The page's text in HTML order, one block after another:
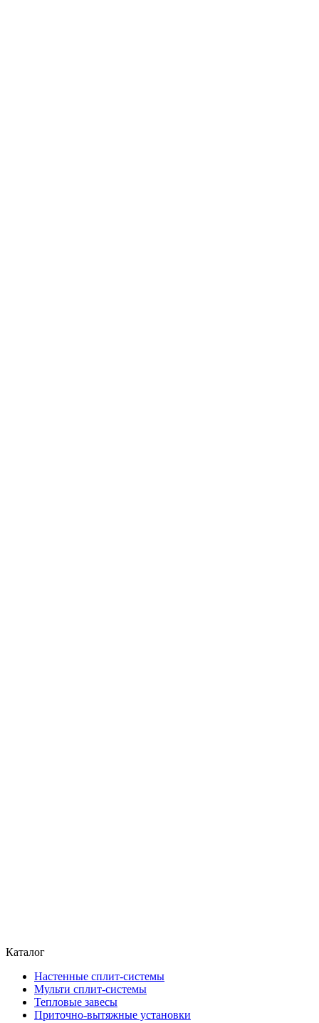
Каталог
Настенные сплит-системы
Мульти сплит-системы
Тепловые завесы
Приточно-вытяжные установки